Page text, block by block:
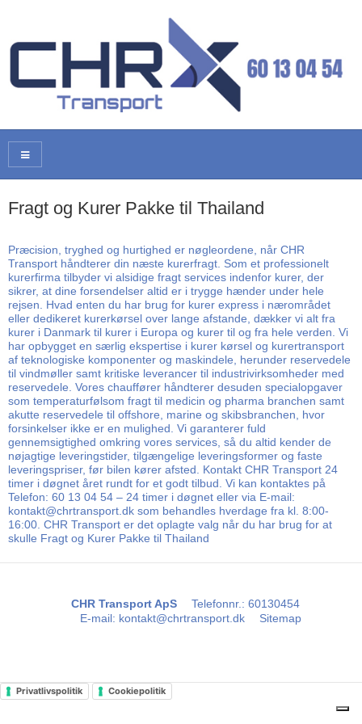
Fragt og Kurer Pakke til Thailand
Præcision, tryghed og hurtighed er nøgleordene, når CHR
Transport håndterer din næste kurerfragt. Som et professionelt
kurerfirma tilbyder vi alsidige fragt services indenfor kurer, der
sikrer, at dine forsendelser altid er i trygge hænder under hele
rejsen. Hvad enten du har brug for kurer express i nærområdet
eller dedikeret kurerkørsel over lange afstande, dækker vi alt fra
kurer i Danmark til kurer i Europa og kurer til og fra hele verden. Vi
har opbygget en særlig ekspertise i kurer kørsel og kurertransport
af teknologiske komponenter og maskindele, herunder reservedele
til vindmøller samt kritiske leverancer til industrivirksomheder med
reservedele. Vores chauffører håndterer desuden specialopgaver
som temperaturfølsom fragt til medicin og pharma branchen samt
akutte reservedele til offshore, marine og skibsbranchen, hvor
forsinkelser ikke er en mulighed. Vi garanterer fuld
gennemsigtighed omkring vores services, så du altid kender de
nøjagtige leveringstider, tilgængelige leveringsformer og faste
leveringspriser, før bilen kører afsted. Kontakt CHR Transport 24
timer i døgnet året rundt for et godt tilbud. Vi kan kontaktes på
Telefon: 60 13 04 54 – 24 timer i døgnet eller via E-mail:
kontakt@chrtransport.dk som behandles hverdage fra kl. 8:00-
16:00. CHR Transport er det oplagte valg når du har brug for at
skulle Fragt og Kurer Pakke til Thailand
CHR Transport ApS Telefonnr.: 60130454
E-mail: kontakt@chrtransport.dk Sitemap
Privatlivspolitik Cookiepolitik